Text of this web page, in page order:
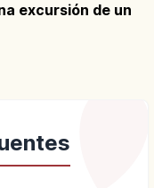
excursión de un